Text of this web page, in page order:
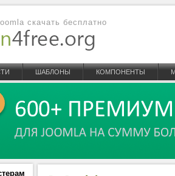
скачать бесплатно
ШАБЛОНЫ КОМПОНЕНТЫ